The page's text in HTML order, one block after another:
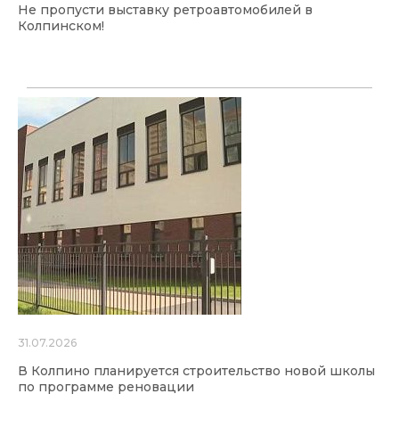
Не пропусти выставку ретроавтомобилей в
Колпинском!
31.07.2026
В Колпино планируется строительство новой школы
по программе реновации